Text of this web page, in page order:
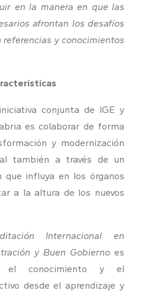
en la manera en que las
afrontan los desafíos
referencias y conocimientos
conjunta de IGE y
es colaborar de forma
y modernización
también a través de un
que influya en los órganos
a la altura de los nuevos
Internacional en
y Buen Gobierno es
el conocimiento y el
desde el aprendizaje y